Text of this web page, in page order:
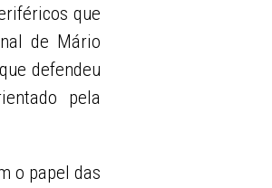
que
de Mário
defendeu
pela
o papel das